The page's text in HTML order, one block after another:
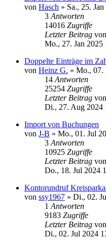
von Hasch » Sa., 25.
3 Antworten
14016 Zugriffe
Letzter Beitrag von
Mo., 27. Jan 2025
Doppelte Einträge im
von Heinz G. » Mo., 07.
14 Antworten
25254 Zugriffe
Letzter Beitrag von
Di., 27. Aug 2024
Import von Buchungen
von J-B » Mo., 01. Jul
3 Antworten
10925 Zugriffe
Letzter Beitrag von
Do., 18. Jul 2024
Kontorundruf
von ssy1967 » Di., 02.
1 Antworten
9183 Zugriffe
Letzter Beitrag von
Di., 02. Jul 2024